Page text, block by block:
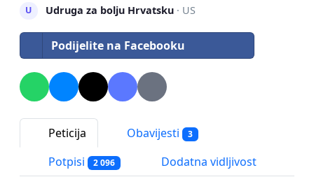
U Udruga za bolju Hrvatsku· US
Podijelite na Facebooku
Peticija Obavijesti 3
Potpisi 2 096 Dodatna vidljivost